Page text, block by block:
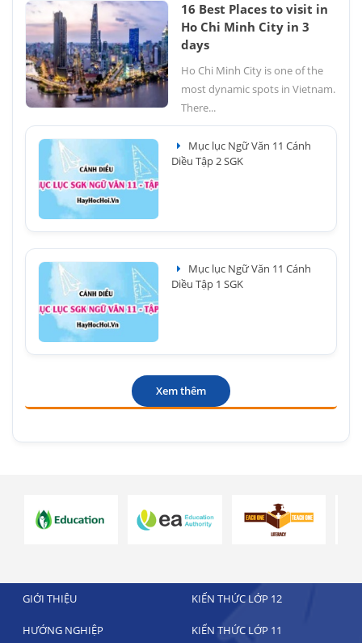
16 Best Places to visit in
Ho Chi Minh City in 3
days
Ho Chi Minh City is one of the
most dynamic spots in Vietnam.
There...
Mục lục Ngữ Văn 11 Cánh
Diều Tập 2 SGK
Mục lục Ngữ Văn 11 Cánh
Diều Tập 1 SGK
Xem thêm
GIỚI THIỆU KIẾN THỨC LỚP 12
HƯỚNG NGHIỆP KIẾN THỨC LỚP 11